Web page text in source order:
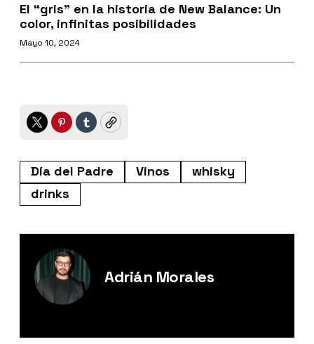
El “gris” en la historia de New Balance: Un
color, infinitas posibilidades
Mayo 10, 2024
TwitterPinterest
TumblrCopy
Día del Padre Vinos
whisky
drinks
Adrián Morales